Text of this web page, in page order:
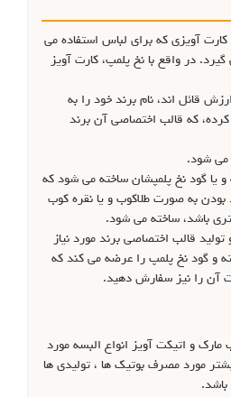
آویزی که برای لباس استفاده می
در واقع با نخ پلمپ، کارت آویز
قائل اند، نام برند خود را به
که قالب اختصاصی آن برند
می شود.
یا گود نخ پلمپشان ساخته می شود که
بودن به صورت طلاکوب و یا نقره کوب
باشد، ساخته می شود.
قالب اختصاصی برند مورد نیاز
و گود نخ پلمپ را عرضه می کند که
آن را نیز سفارش دهید.
و اتیکت آویز انواع البسه مورد
مورد مصرف بوتیک ها ، تولیدی ها